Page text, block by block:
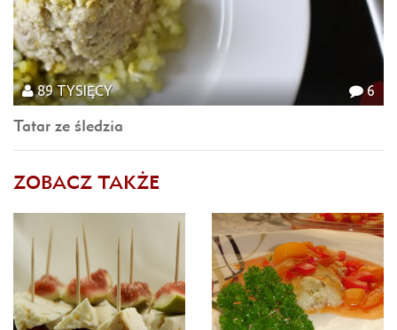
6
89 TYSIĘCY
Tatar ze śledzia
ZOBACZ TAKŻE